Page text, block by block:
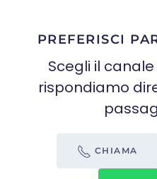
PREFERISCI
Scegli il
rispondiamo
CHIAMA